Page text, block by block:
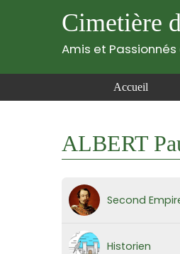
Cimetière
Amis et Passionnés
Accueil
ALBERT
Second
Historien